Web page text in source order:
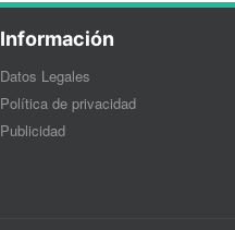
Información
Datos Legales
Política de privacidad
Publicidad